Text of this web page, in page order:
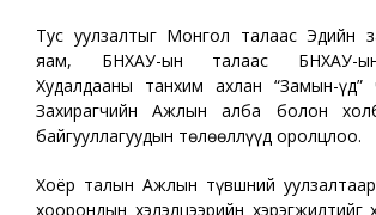
Тус уулзалтыг Монгол талаас Эдийн
яам, БНХАУ-ын талаас БНХАУ-
Худалдааны танхим ахлан “Замын-Үүд”
Захирагчийн Ажлын алба болон
байгууллагуудын төлөөллүүд оролцлоо.
Хоёр талын Ажлын түвшний уулзалтаар
хоорондын хэлэлцээрийн хэрэгжилтийг